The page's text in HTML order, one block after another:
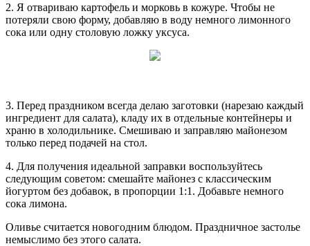
2. Я отвариваю картофель и морковь в кожуре. Чтобы не
потеряли свою форму, добавляю в воду немного лимонного
сока или одну столовую ложку уксуса.
3. Перед праздником всегда делаю заготовки (нарезаю каждый
ингредиент для салата), кладу их в отдельные контейнеры и
храню в холодильнике. Смешиваю и заправляю майонезом
только перед подачей на стол.
4. Для получения идеальной заправки воспользуйтесь
следующим советом: смешайте майонез с классическим
йогуртом без добавок, в пропорции 1:1. Добавьте немного
сока лимона.
Оливье считается новогодним блюдом. Праздничное застолье
немыслимо без этого салата.